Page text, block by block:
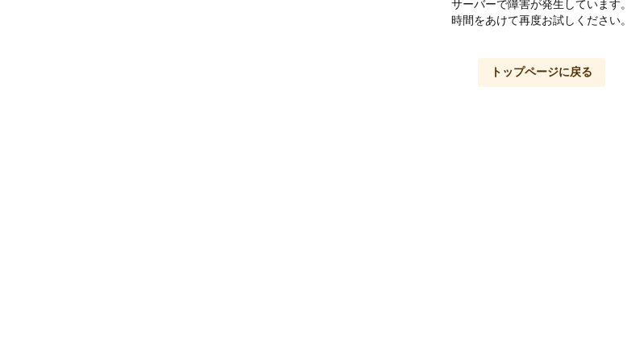
サーバーで障害が発生しています。
時間をあけて再度お試しください。
トップページに戻る